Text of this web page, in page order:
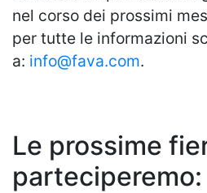
nel corso dei prossimi
per tutte le informazioni
a: info@fava.com.
Le prossime
parteciperemo: